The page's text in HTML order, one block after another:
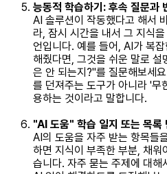
능동적 학습하기: 후속 질문과
AI 솔루션이 작동했다고 해서
라, 잠시 시간을 내서 그 지식
언입니다. 예를 들어, AI가 복
해줬다면, 그것을 쉬운 말로
은 안 되는지?"를 질문해보세
를 던져주는 도구가 아니라 '무
용하는 것이라고 말합니다.
"AI 도움" 학습 일지 또는 목록
AI의 도움을 자주 받는 항목들
하면 지식이 부족한 부분, 채
습니다. 자주 묻는 주제에 대해